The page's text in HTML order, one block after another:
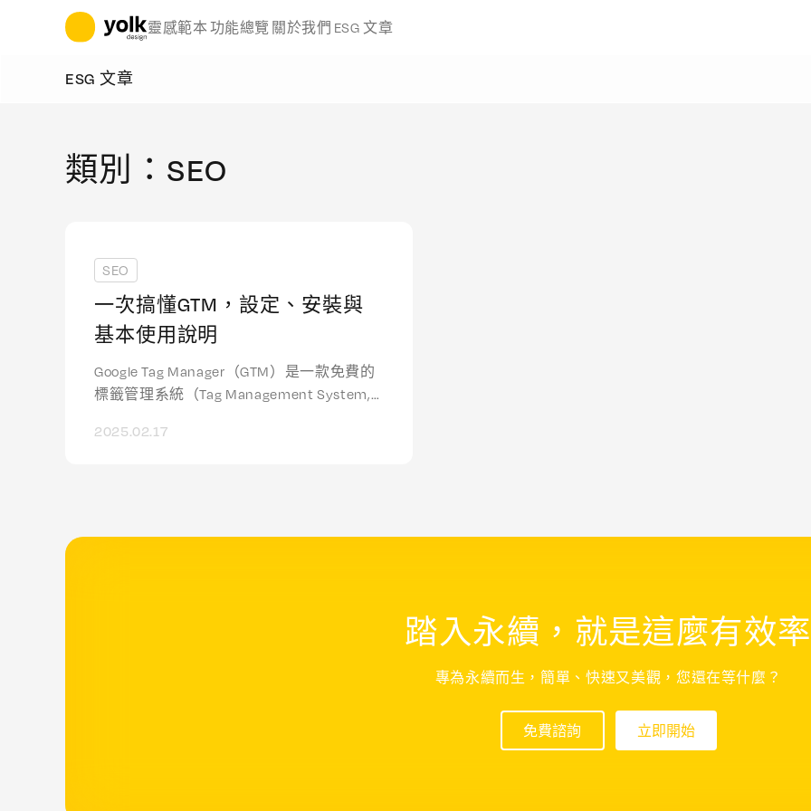
靈感範本功能總覽 關於我們 ESG 文章
立即開始
ESG 文章
類別：SEO
SEO
一次搞懂GTM，設定、安裝與
基本使用說明
Google Tag Manager（GTM）是一款免費的
標籤管理系統（Tag Management System,
簡單的網頁介面，設定和部署網站或行動應
2025.02.17
踏入永續，就是這麼有效率
專為永續而生，簡單、快速又美觀，您還在等什麼？
免費諮詢 立即開始